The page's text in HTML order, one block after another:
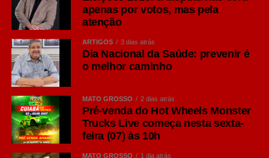
qualidade.
Seu diferencial está na maior presença do lúpulo,
ingrediente responsável por aromas cítricos, florais e
frutados, além de um amargor mais pronunciado quando
comparado às Lagers tradicionais.
Consumidores que apreciam sabores mais intensos
costumam encontrar na IPA uma excelente opção para
momentos de degustação ou refeições de sabor
marcante, como hambúrgueres artesanais e carnes
apenas por votos, mas pela
atenção
ARTIGOS 3 dias atrás
Dia Nacional da Saúde: prevenir é
o melhor caminho
MATO GROSSO 2 dias atrás
Pré-venda do Hot Wheels Monster
Trucks Live começa nesta sexta-
feira (07) às 10h
MATO GROSSO 1 dia atrás